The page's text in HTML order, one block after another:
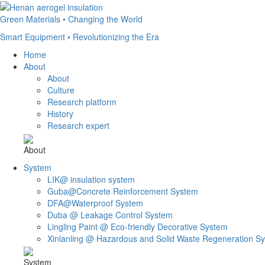
Green Materials • Changing the World
Smart Equipment • Revolutionizing the Era
Home
About
About
Culture
Research platform
History
Research expert
About
System
LIK@ insulation system
Guba@Concrete Reinforcement System
DFA@Waterproof System
Duba @ Leakage Control System
Lingling Paint @ Eco-friendly Decorative System
Xinlanling @ Hazardous and Solid Waste Regeneration
System